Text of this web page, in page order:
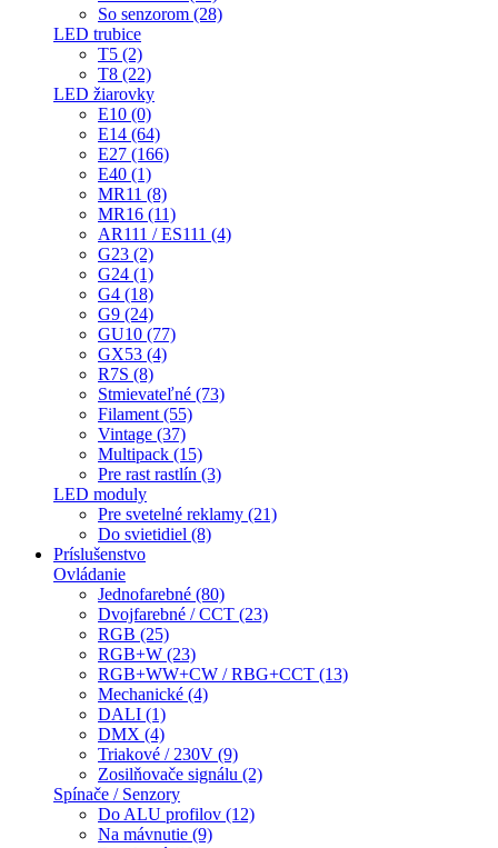
So senzorom (28)
LED trubice
T5 (2)
T8 (22)
LED žiarovky
E10 (0)
E14 (64)
E27 (166)
E40 (1)
MR11 (8)
MR16 (11)
AR111 / ES111 (4)
G23 (2)
G24 (1)
G4 (18)
G9 (24)
GU10 (77)
GX53 (4)
R7S (8)
Stmievateľné (73)
Filament (55)
Vintage (37)
Multipack (15)
Pre rast rastlín (3)
LED moduly
Pre svetelné reklamy (21)
Do svietidiel (8)
Príslušenstvo
Ovládanie
Jednofarebné (80)
Dvojfarebné / CCT (23)
RGB (25)
RGB+W (23)
RGB+WW+CW / RBG+CCT (13)
Mechanické (4)
DALI (1)
DMX (4)
Triakové / 230V (9)
Zosilňovače signálu (2)
Spínače / Senzory
Do ALU profilov (12)
Na mávnutie (9)